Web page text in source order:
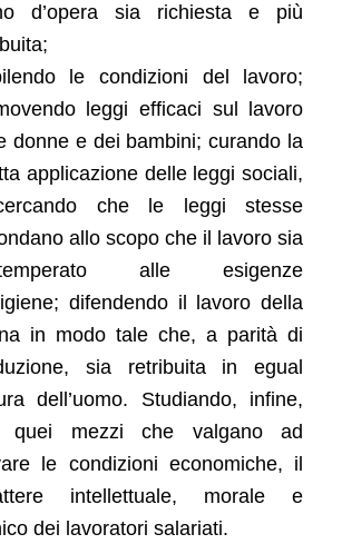
d’opera sia richiesta e più
le condizioni del lavoro;
leggi efficaci sul lavoro
donne e dei bambini; curando la
applicazione delle leggi sociali,
che le leggi stesse
allo scopo che il lavoro sia
alle esigenze
difendendo il lavoro della
in modo tale che, a parità di
sia retribuita in egual
dell’uomo. Studiando, infine,
quei mezzi che valgano ad
le condizioni economiche, il
intellettuale, morale e
dei lavoratori salariati.